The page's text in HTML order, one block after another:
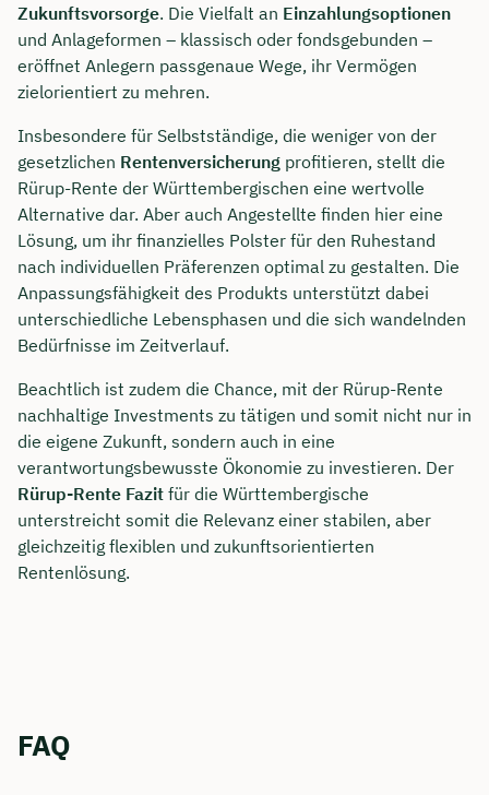
Zukunftsvorsorge. Die Vielfalt an Einzahlungsoptionen
und Anlageformen – klassisch oder fondsgebunden –
eröffnet Anlegern passgenaue Wege, ihr Vermögen
zielorientiert zu mehren.
Insbesondere für Selbstständige, die weniger von der
gesetzlichen Rentenversicherung profitieren, stellt die
Rürup-Rente der Württembergischen eine wertvolle
Alternative dar. Aber auch Angestellte finden hier eine
Lösung, um ihr finanzielles Polster für den Ruhestand
nach individuellen Präferenzen optimal zu gestalten. Die
Anpassungsfähigkeit des Produkts unterstützt dabei
unterschiedliche Lebensphasen und die sich wandelnden
Bedürfnisse im Zeitverlauf.
Beachtlich ist zudem die Chance, mit der Rürup-Rente
nachhaltige Investments zu tätigen und somit nicht nur in
die eigene Zukunft, sondern auch in eine
verantwortungsbewusste Ökonomie zu investieren. Der
Rürup-Rente Fazit für die Württembergische
unterstreicht somit die Relevanz einer stabilen, aber
gleichzeitig flexiblen und zukunftsorientierten
Rentenlösung.
FAQ